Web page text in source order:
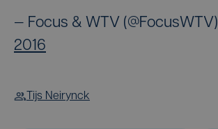
— Focus & WTV (@FocusWTV)
2016
Tijs Neirynck